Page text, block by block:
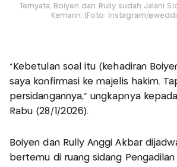
Ternyata, Boiyen dan Rully sudah Jalani
Kemarin. (Foto: Instagram/
"Kebetulan soal itu (kehadiran
saya konfirmasi ke majelis hakim.
persidangannya," ungkapnya
Rabu (28/1/2026).
Boiyen dan Rully Anggi Akbar
bertemu di ruang sidang Pengadilan